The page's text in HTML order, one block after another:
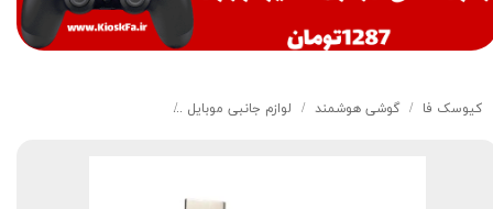
کیوسک‌ فا گوشی هوشمند لوازم جانبی موبایل